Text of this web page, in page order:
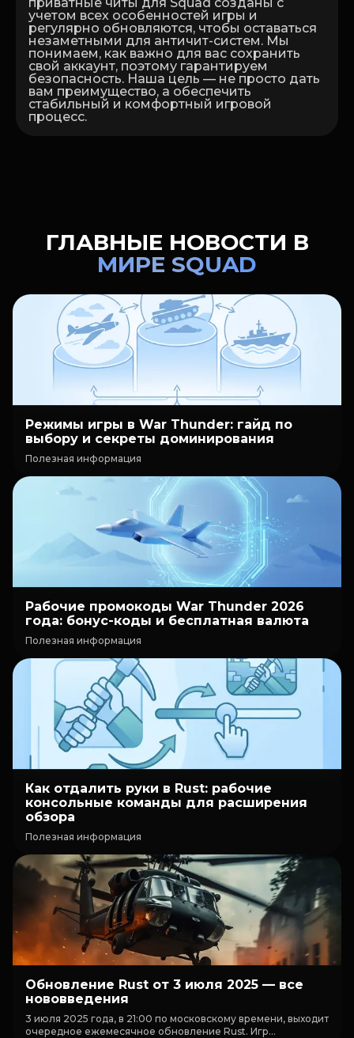
учетом всех особенностей игры и
регулярно обновляются, чтобы оставаться
незаметными для античит-систем. Мы
понимаем, как важно для вас сохранить
свой аккаунт, поэтому гарантируем
безопасность. Наша цель — не просто дать
вам преимущество, а обеспечить
стабильный и комфортный игровой
процесс.
ГЛАВНЫЕ НОВОСТИ В
МИРЕ SQUAD
Режимы игры в War Thunder: гайд по
выбору и секреты доминирования
Полезная информация
Рабочие промокоды War Thunder 2026
года: бонус-коды и бесплатная валюта
Полезная информация
Как отдалить руки в Rust: рабочие
консольные команды для расширения
обзора
Полезная информация
Обновление Rust от 3 июля 2025 — все
нововведения
3 июля 2025 года, в 21:00 по московскому времени, выходит
очередное ежемесячное обновление Rust. Игр...